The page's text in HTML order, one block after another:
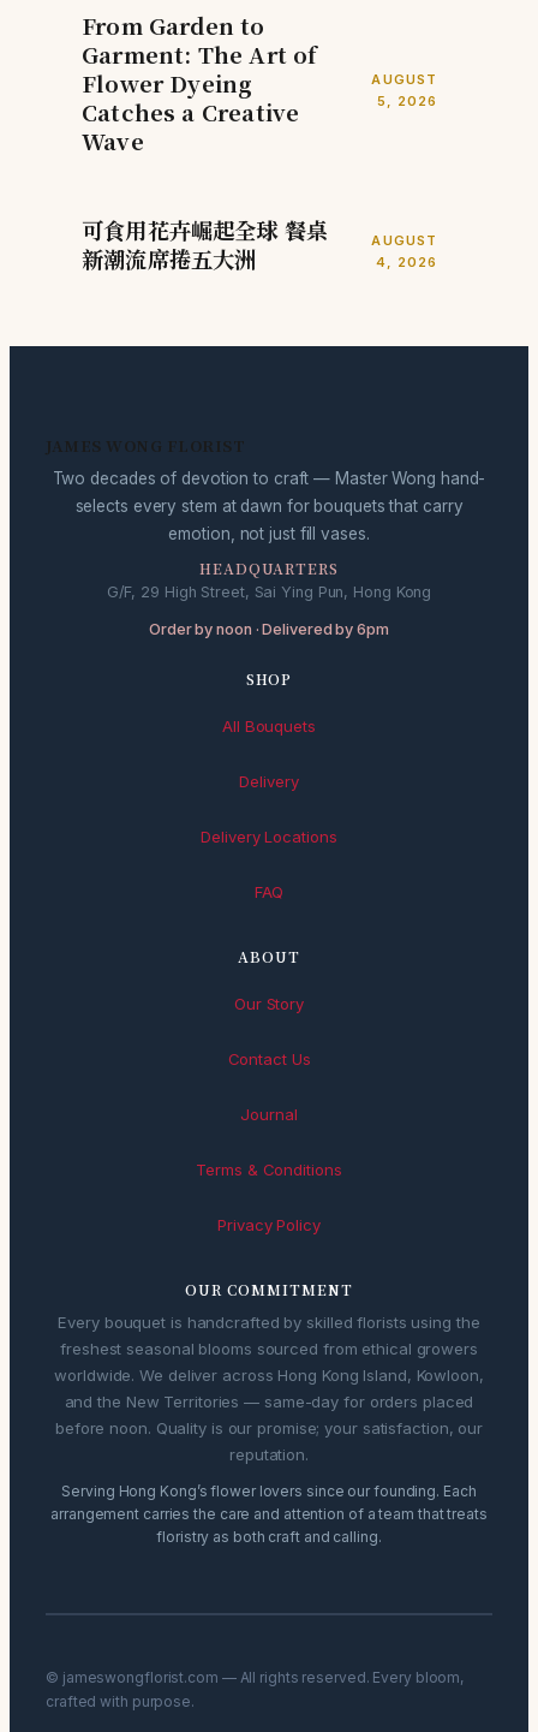
From Garden to
Garment: The Art of
Flower Dyeing
Catches a Creative
Wave
AUGUST
5, 2026
可食用花卉崛起全球 餐桌
新潮流席捲五大洲
AUGUST
4, 2026
JAMES WONG FLORIST
Two decades of devotion to craft — Master Wong hand-
selects every stem at dawn for bouquets that carry
emotion, not just fill vases.
HEADQUARTERS
G/F, 29 High Street, Sai Ying Pun, Hong Kong
Order by noon · Delivered by 6pm
SHOP
All Bouquets
Delivery
Delivery Locations
FAQ
ABOUT
Our Story
Contact Us
Journal
Terms & Conditions
Privacy Policy
OUR COMMITMENT
Every bouquet is handcrafted by skilled florists using the
freshest seasonal blooms sourced from ethical growers
worldwide. We deliver across Hong Kong Island, Kowloon,
and the New Territories — same-day for orders placed
before noon. Quality is our promise; your satisfaction, our
reputation.
Serving Hong Kong’s flower lovers since our founding. Each
arrangement carries the care and attention of a team that treats
floristry as both craft and calling.
© jameswongflorist.com — All rights reserved. Every bloom,
crafted with purpose.